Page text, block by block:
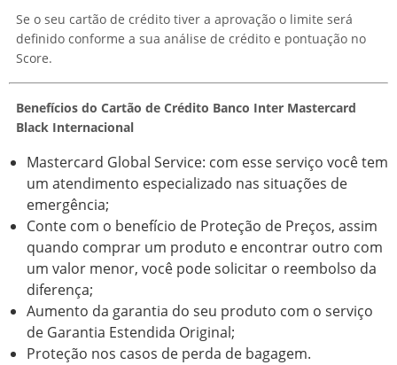
Se o seu cartão de crédito tiver a aprovação o limite será
definido conforme a sua análise de crédito e pontuação no
Score.
Benefícios do Cartão de Crédito Banco Inter Mastercard
Black Internacional
Mastercard Global Service: com esse serviço você tem
um atendimento especializado nas situações de
emergência;
Conte com o benefício de Proteção de Preços, assim
quando comprar um produto e encontrar outro com
um valor menor, você pode solicitar o reembolso da
diferença;
Aumento da garantia do seu produto com o serviço
de Garantia Estendida Original;
Proteção nos casos de perda de bagagem.